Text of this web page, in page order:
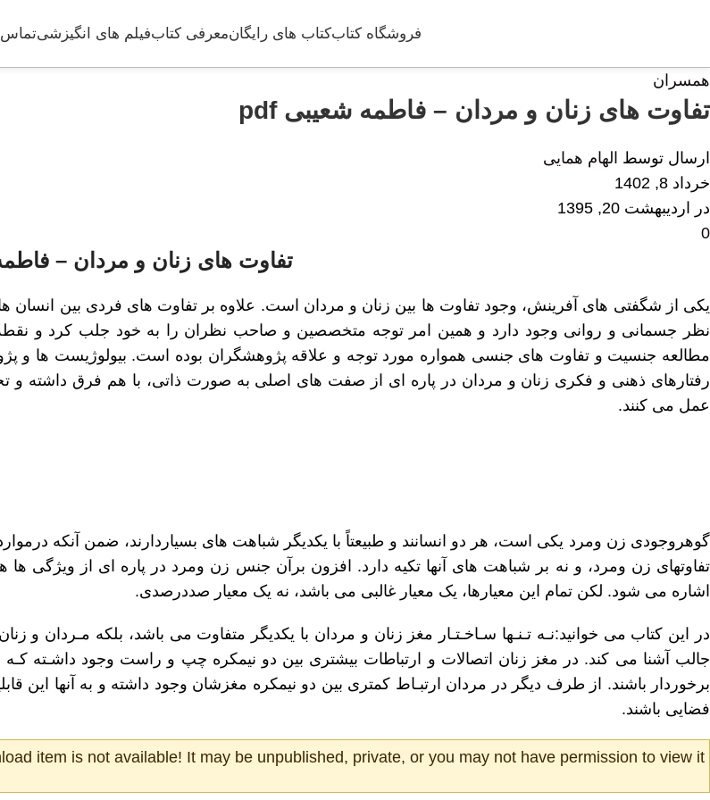
فروشگاه کتابکتاب های رایگانمعرفی کتابفیلم های انگیزشیتماس
همسران
تفاوت های زنان و مردان – فاطمه شعیبی pdf
ارسال توسط الهام همایی
خرداد 8, 1402
در اردیبهشت 20, 1395
0
تفاوت های زنان و مردان –
یکی از شگفتی های آفرینش، وجود تفاوت ها بین زنان و مردان است. علاوه بر تفاوت های فردی بین
نظر جسمانی و روانی وجود دارد و همین امر توجه متخصصین و صاحب نظران را به خود جلب کرد و
مطالعه جنسیت و تفاوت های جنسی همواره مورد توجه و علاقه پژوهشگران بوده است. بیولوژیست ها و
رفتارهای ذهنی و فکری زنان و مردان در پاره ای از صفت های اصلی به صورت ذاتی، با هم فرق داشته و
عمل می کنند.
گوهروجودی زن ومرد یکی است، هر دو انسانند و طبیعتاً با یکدیگر شباهت های بسیاردارند، ضمن آنکه
تفاوتهای زن ومرد، و نه بر شباهت های آنها تکیه دارد. افزون برآن جنس زن ومرد در پاره ای از ویژگی
اشاره می شود. لکن تمام این معیارها، یک معیار غالبی می باشد، نه یک معیار صددرصدی.
در این کتاب می خوانید:نـه تـنـها سـاخـتـار مغز زنان و مردان با یکدیگر متفاوت می باشد، بلکه مـردان و
جالب آشنا می کند. در مغز زنان اتصالات و ارتباطات بیشتری بین دو نیمکره چپ و راست وجود داشـته کـه
برخوردار باشند. از طرف دیگر در مردان ارتبـاط کمتری بین دو نیمکره مغزشان وجود داشته و به آنها این
فضایی باشند.
item is not available! It may be unpublished, private, or you may not have permission to view it.